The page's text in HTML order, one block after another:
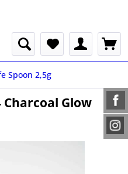
Spoon 2,5g
Charcoal Glow